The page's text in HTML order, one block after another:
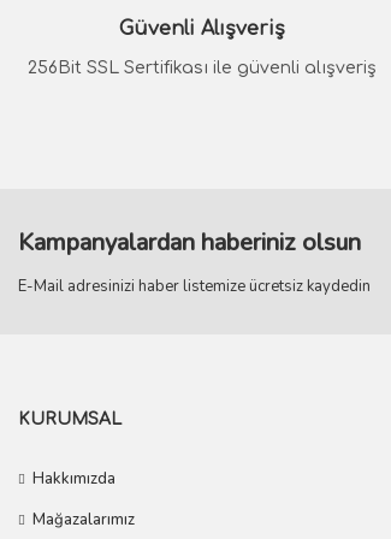
Ürün bilgilerinde hatalar bulunuyor.
Ürün fiyatı diğer sitelerden daha pahalı.
Güvenli Alışveriş
256Bit SSL Sertifikası ile güvenli alışveriş
Kampanyalardan haberiniz olsun
E-Mail adresinizi haber listemize ücretsiz kaydedin
KURUMSAL
Hakkımızda
Mağazalarımız